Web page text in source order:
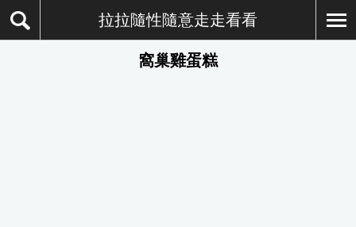
拉拉隨性隨意走走看看
窩巢雞蛋糕